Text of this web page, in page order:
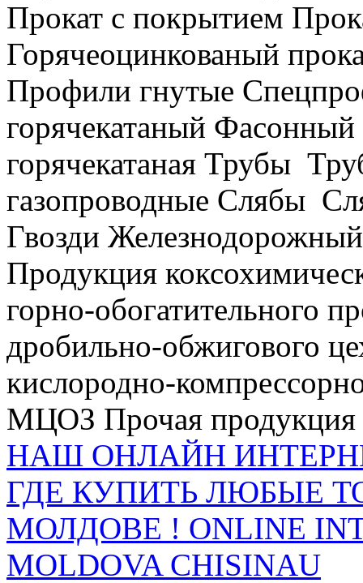
Прокат с покрытием
Горячеоцинкованый
Профили гнутые
горячекатаный
горячекатаная Трубы
газопроводные Слябы
Гвозди
Продукция
горно-обогатительного
дробильно-обжигового
кислородно-
МЦОЗ Прочая продукция
НАШ ОНЛАЙН
ГДЕ КУПИТЬ ЛЮБЫЕ
МОЛДОВЕ ! ONLINE
MOLDOVA CHISINAU